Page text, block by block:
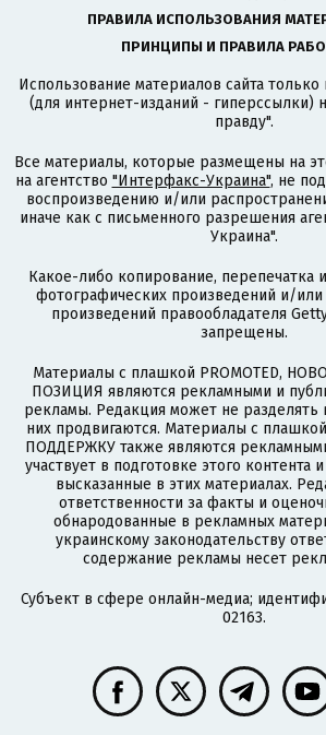
ПРАВИЛА ИСПОЛЬЗОВАНИЯ
ПРИНЦИПЫ И ПРАВИЛА
Использование материалов сайта
(для интернет-изданий - гиперссылки)
правду".
Все материалы, которые размещены на
на агентство "Интерфакс-Украина", не
воспроизведению и/или
иначе как с письменного разрешения
Украина".
Какое-либо копирование, перепечатка
фотографических произведений и/или
произведений правообладателя
запрещены.
Материалы с плашкой PROMOTED,
ПОЗИЦИЯ являются рекламными и
рекламы. Редакция может не разделять
них продвигаются. Материалы с
ПОДДЕРЖКУ также являются
участвует в подготовке этого контента
высказанные в этих материалах.
ответственности за факты и
обнародованные в рекламных
украинскому законодательству
содержание рекламы несет
Субъект в сфере онлайн-медиа;
02163.